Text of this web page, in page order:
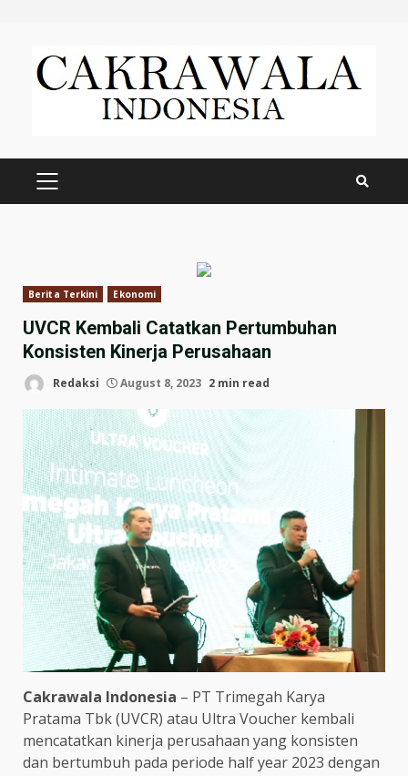
content
PRIMARY
Berita Terkini Ekonomi
UVCR Kembali Catatkan Pertumbuhan
Konsisten Kinerja Perusahaan
Redaksi August 8, 2023 2 min read
Cakrawala Indonesia – PT Trimegah Karya
Pratama Tbk (UVCR) atau Ultra Voucher kembali
mencatatkan kinerja perusahaan yang konsisten
dan bertumbuh pada periode half year 2023 dengan